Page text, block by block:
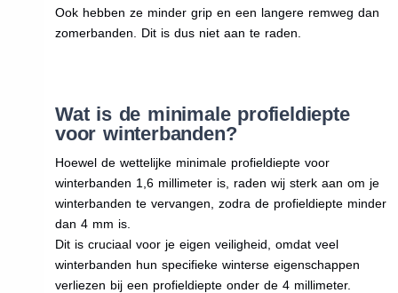
Ook hebben ze minder grip en een langere remweg dan
zomerbanden. Dit is dus niet aan te raden.
Wat is de minimale profieldiepte
voor winterbanden?
Hoewel de wettelijke minimale profieldiepte voor
winterbanden 1,6 millimeter is, raden wij sterk aan om je
winterbanden te vervangen, zodra de profieldiepte minder
dan 4 mm is.
Dit is cruciaal voor je eigen veiligheid, omdat veel
winterbanden hun specifieke winterse eigenschappen
verliezen bij een profieldiepte onder de 4 millimeter.